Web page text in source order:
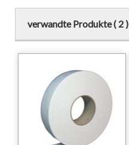
verwandte Produkte ( 2 )